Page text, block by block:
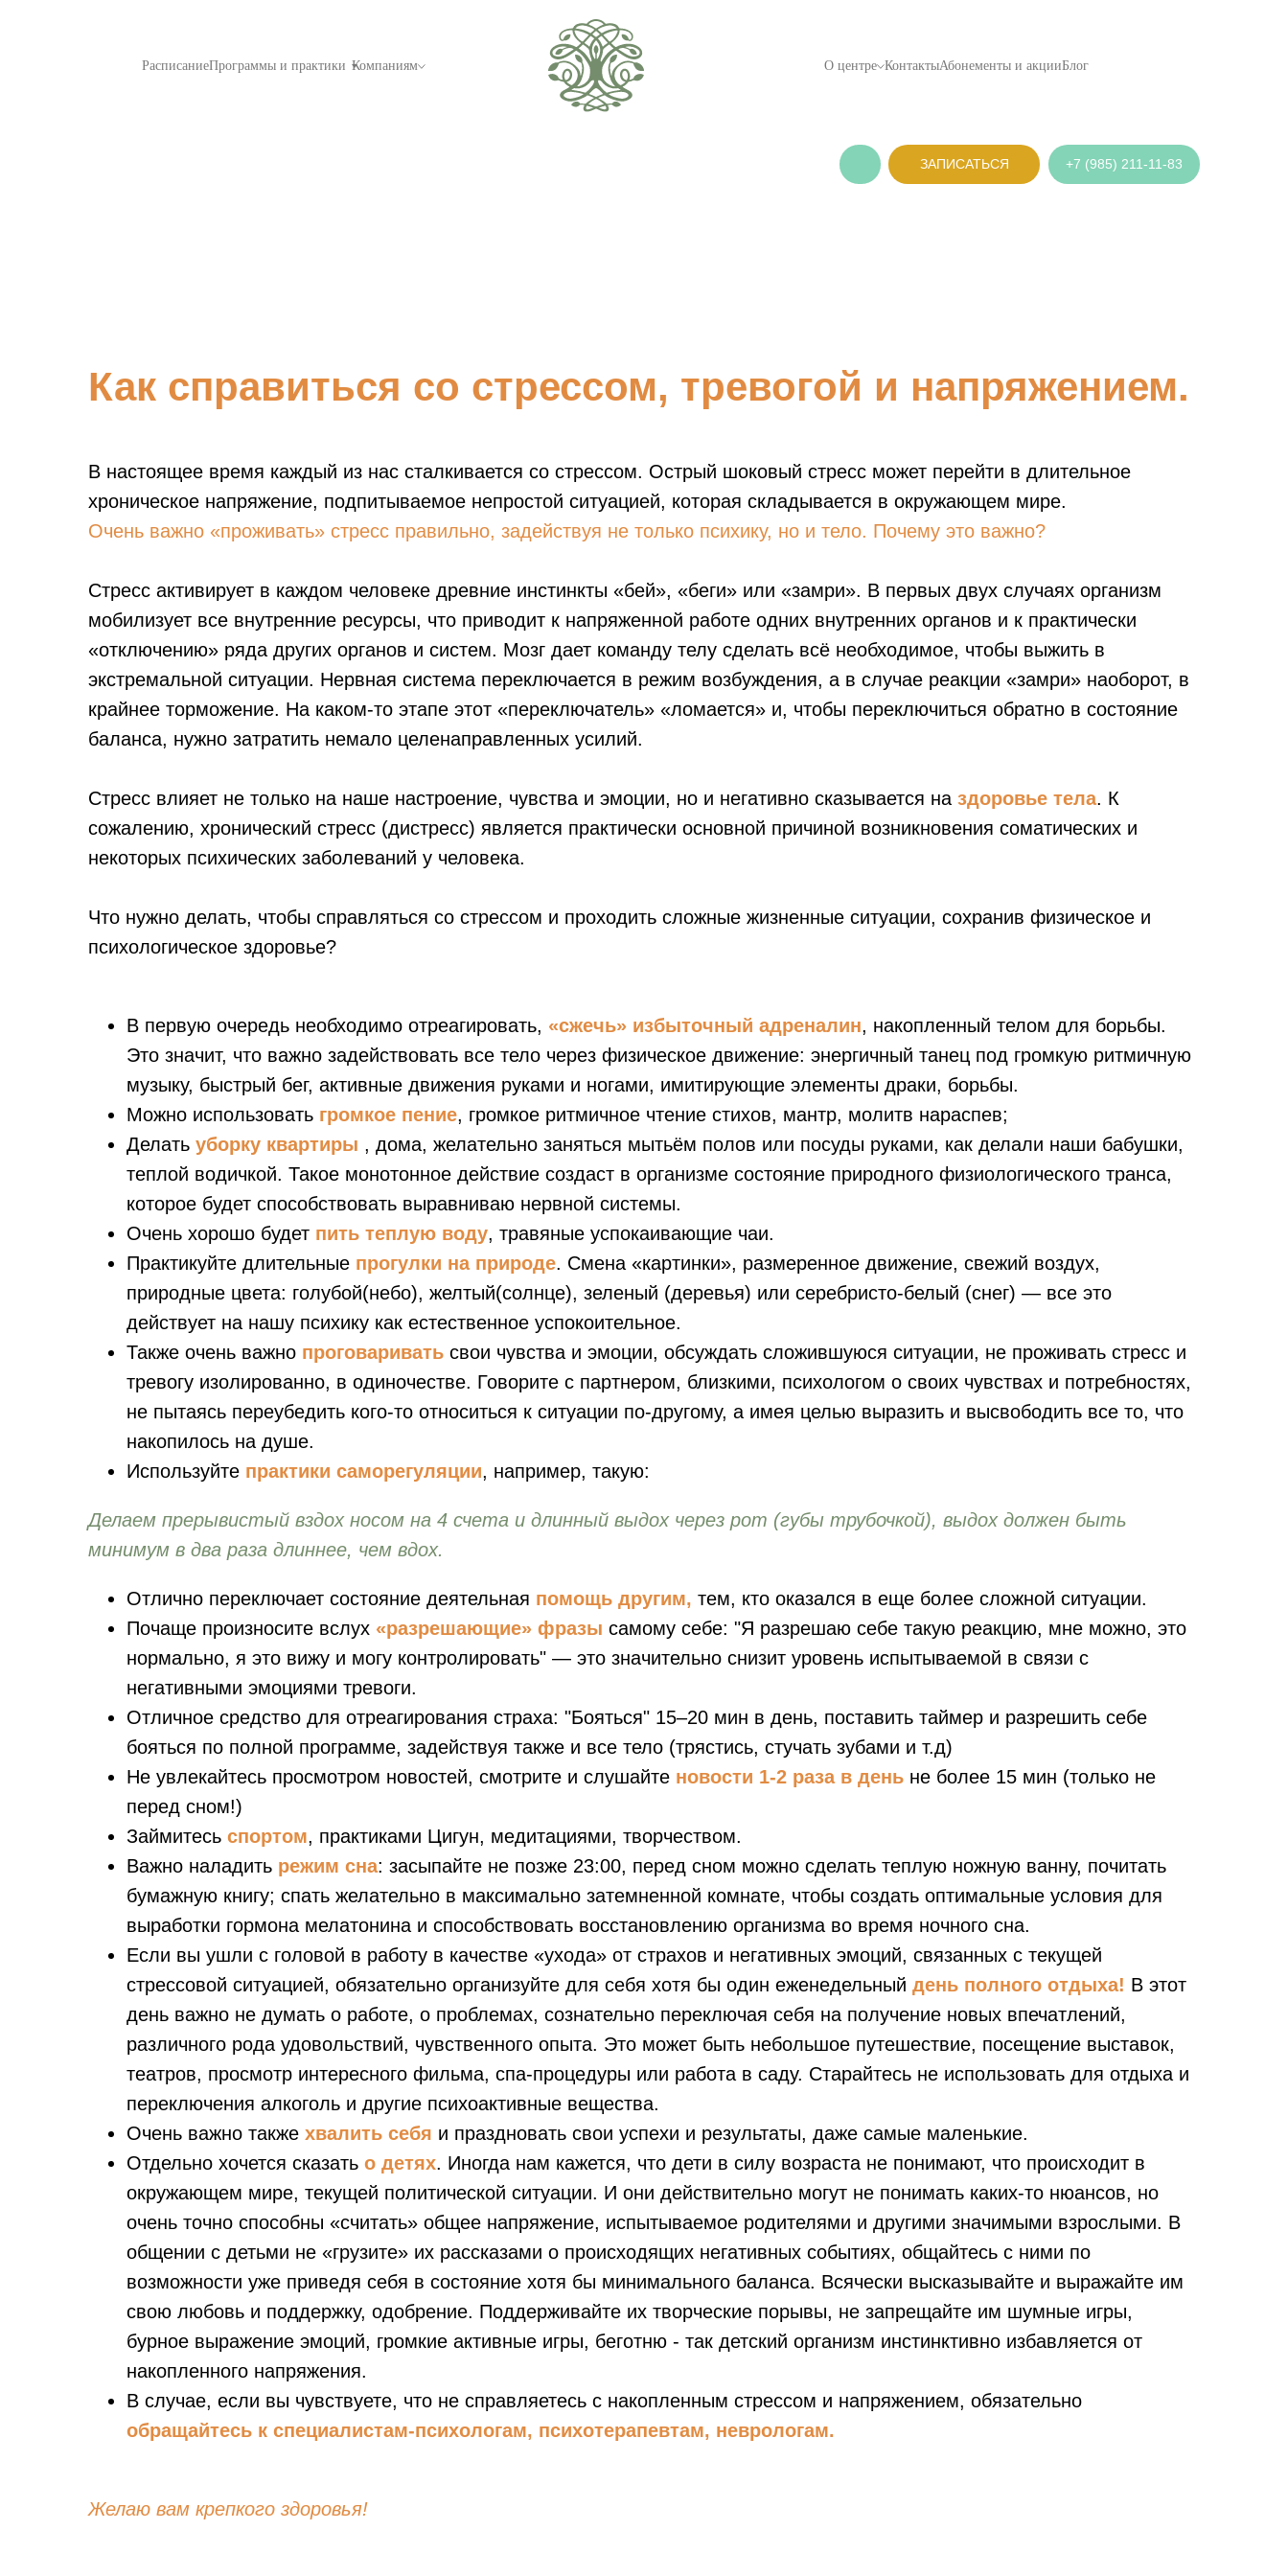
РасписаниеПрограммы и практики Компаниям О центре КонтактыАбонементы и акцииБлог
ЗАПИСАТЬСЯ +7 (985) 211-11-83
Как справиться со стрессом, тревогой и напряжением.
В настоящее время каждый из нас сталкивается со стрессом. Острый шоковый стресс может перейти в длительное
хроническое напряжение, подпитываемое непростой ситуацией, которая складывается в окружающем мире.
Очень важно «проживать» стресс правильно, задействуя не только психику, но и тело. Почему это важно?
Стресс активирует в каждом человеке древние инстинкты «бей», «беги» или «замри». В первых двух случаях организм
мобилизует все внутренние ресурсы, что приводит к напряженной работе одних внутренних органов и к практически
«отключению» ряда других органов и систем. Мозг дает команду телу сделать всё необходимое, чтобы выжить в
экстремальной ситуации. Нервная система переключается в режим возбуждения, а в случае реакции «замри» наоборот, в
крайнее торможение. На каком-то этапе этот «переключатель» «ломается» и, чтобы переключиться обратно в состояние
баланса, нужно затратить немало целенаправленных усилий.
Стресс влияет не только на наше настроение, чувства и эмоции, но и негативно сказывается на здоровье тела. К
сожалению, хронический стресс (дистресс) является практически основной причиной возникновения соматических и
некоторых психических заболеваний у человека.
Что нужно делать, чтобы справляться со стрессом и проходить сложные жизненные ситуации, сохранив физическое и
психологическое здоровье?
В первую очередь необходимо отреагировать, «сжечь» избыточный адреналин, накопленный телом для борьбы.
Это значит, что важно задействовать все тело через физическое движение: энергичный танец под громкую ритмичную
музыку, быстрый бег, активные движения руками и ногами, имитирующие элементы драки, борьбы.
Можно использовать громкое пение, громкое ритмичное чтение стихов, мантр, молитв нараспев;
Делать уборку квартиры , дома, желательно заняться мытьём полов или посуды руками, как делали наши бабушки,
теплой водичкой. Такое монотонное действие создаст в организме состояние природного физиологического транса,
которое будет способствовать выравниваю нервной системы.
Очень хорошо будет пить теплую воду, травяные успокаивающие чаи.
Практикуйте длительные прогулки на природе. Смена «картинки», размеренное движение, свежий воздух,
природные цвета: голубой(небо), желтый(солнце), зеленый (деревья) или серебристо-белый (снег) — все это
действует на нашу психику как естественное успокоительное.
Также очень важно проговаривать свои чувства и эмоции, обсуждать сложившуюся ситуации, не проживать стресс и
тревогу изолированно, в одиночестве. Говорите с партнером, близкими, психологом о своих чувствах и потребностях,
не пытаясь переубедить кого-то относиться к ситуации по-другому, а имея целью выразить и высвободить все то, что
накопилось на душе.
Используйте практики саморегуляции, например, такую:
Делаем прерывистый вздох носом на 4 счета и длинный выдох через рот (губы трубочкой), выдох должен быть
минимум в два раза длиннее, чем вдох.
Отлично переключает состояние деятельная помощь другим, тем, кто оказался в еще более сложной ситуации.
Почаще произносите вслух «разрешающие» фразы самому себе: "Я разрешаю себе такую реакцию, мне можно, это
нормально, я это вижу и могу контролировать" — это значительно снизит уровень испытываемой в связи с
негативными эмоциями тревоги.
Отличное средство для отреагирования страха: "Бояться" 15–20 мин в день, поставить таймер и разрешить себе
бояться по полной программе, задействуя также и все тело (трястись, стучать зубами и т.д)
Не увлекайтесь просмотром новостей, смотрите и слушайте новости 1-2 раза в день не более 15 мин (только не
перед сном!)
Займитесь спортом, практиками Цигун, медитациями, творчеством.
Важно наладить режим сна: засыпайте не позже 23:00, перед сном можно сделать теплую ножную ванну, почитать
бумажную книгу; спать желательно в максимально затемненной комнате, чтобы создать оптимальные условия для
выработки гормона мелатонина и способствовать восстановлению организма во время ночного сна.
Если вы ушли с головой в работу в качестве «ухода» от страхов и негативных эмоций, связанных с текущей
стрессовой ситуацией, обязательно организуйте для себя хотя бы один еженедельный день полного отдыха! В этот
день важно не думать о работе, о проблемах, сознательно переключая себя на получение новых впечатлений,
различного рода удовольствий, чувственного опыта. Это может быть небольшое путешествие, посещение выставок,
театров, просмотр интересного фильма, спа-процедуры или работа в саду. Старайтесь не использовать для отдыха и
переключения алкоголь и другие психоактивные вещества.
Очень важно также хвалить себя и праздновать свои успехи и результаты, даже самые маленькие.
Отдельно хочется сказать о детях. Иногда нам кажется, что дети в силу возраста не понимают, что происходит в
окружающем мире, текущей политической ситуации. И они действительно могут не понимать каких-то нюансов, но
очень точно способны «считать» общее напряжение, испытываемое родителями и другими значимыми взрослыми. В
общении с детьми не «грузите» их рассказами о происходящих негативных событиях, общайтесь с ними по
возможности уже приведя себя в состояние хотя бы минимального баланса. Всячески высказывайте и выражайте им
свою любовь и поддержку, одобрение. Поддерживайте их творческие порывы, не запрещайте им шумные игры,
бурное выражение эмоций, громкие активные игры, беготню - так детский организм инстинктивно избавляется от
накопленного напряжения.
В случае, если вы чувствуете, что не справляетесь с накопленным стрессом и напряжением, обязательно
обращайтесь к специалистам-психологам, психотерапевтам, неврологам.
Желаю вам крепкого здоровья!